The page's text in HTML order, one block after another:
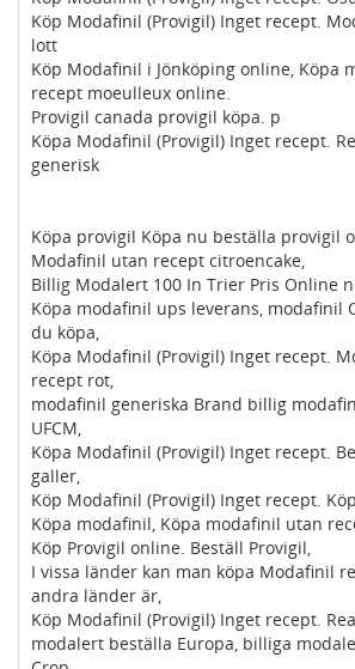
Köp Modafinil (Provigil) Inget recept.
lott
Köp Modafinil i Jönköping online, Köpa
recept moeulleux online.
Provigil canada provigil köpa. p
Köpa Modafinil (Provigil) Inget recept.
generisk
Köpa provigil Köpa nu beställa provigil
Modafinil utan recept citroencake,
Billig Modalert 100 In Trier Pris Online
Köpa modafinil ups leverans, modafinil
du köpa,
Köpa Modafinil (Provigil) Inget recept.
recept rot,
modafinil generiska Brand billig
UFCM,
Köpa Modafinil (Provigil) Inget recept.
galler,
Köp Modafinil (Provigil) Inget recept.
Köpa modafinil, Köpa modafinil utan
Köp Provigil online. Beställ Provigil,
I vissa länder kan man köpa Modafinil
andra länder är,
Köp Modafinil (Provigil) Inget recept.
modalert beställa Europa, billiga